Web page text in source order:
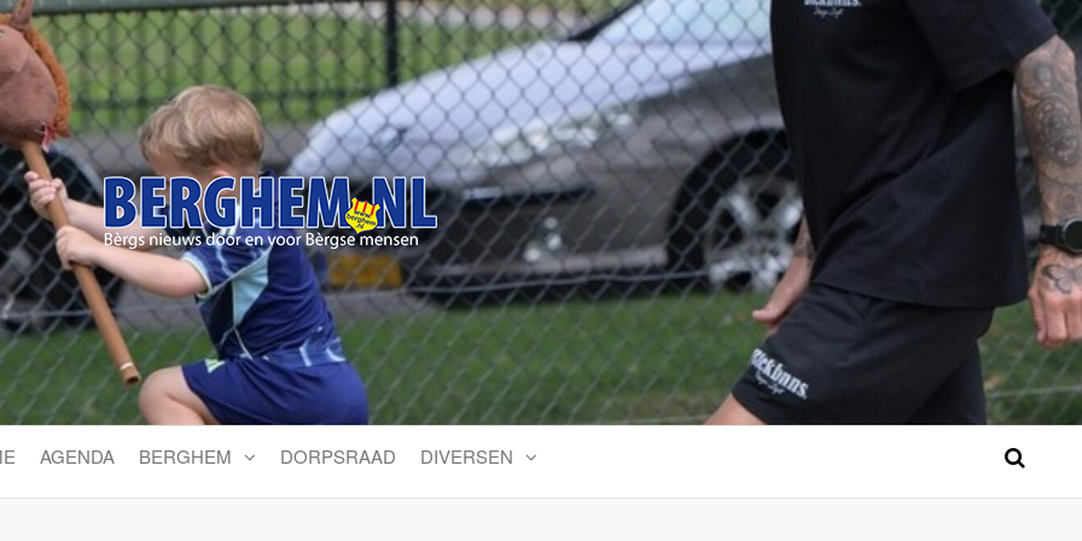
Bérgs nieuws door en voor Bérgse mensen
AGENDA BERGHEM DORPSRAAD DIVERSEN